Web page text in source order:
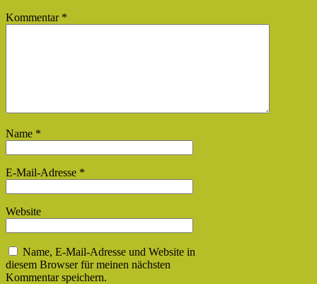
Kommentar *
Name *
E-Mail-Adresse *
Website
Name, E-Mail-Adresse und Website in
diesem Browser für meinen nächsten
Kommentar speichern.